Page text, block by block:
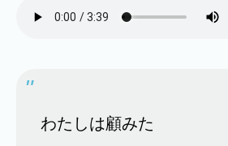
わたしは顧みた